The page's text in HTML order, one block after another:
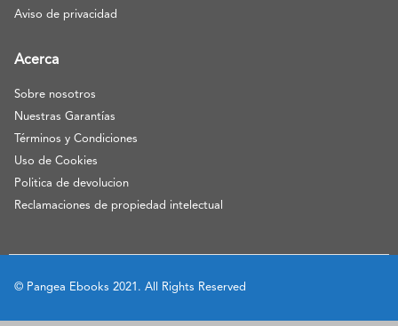
Aviso de privacidad
Acerca
Sobre nosotros
Nuestras Garantías
Términos y Condiciones
Uso de Cookies
Politica de devolucion
Reclamaciones de propiedad intelectual
© Pangea Ebooks 2021. All Rights Reserved